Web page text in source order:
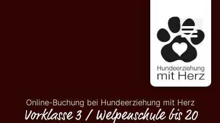
Online-Buchung bei Hundeerziehung mit Herz
Vorklasse 3 / Welpenschule bis 20